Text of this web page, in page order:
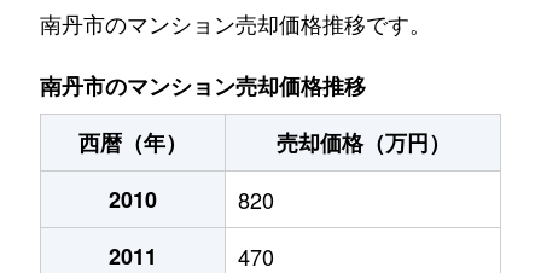
南丹市のマンション売却価格推移です。
南丹市のマンション売却価格推移
西暦（年）
売却価格（万円）
2010
820
2011
470